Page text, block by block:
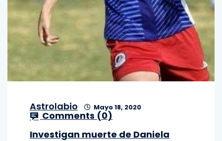
Astrolabio Mayo 18, 2020
Comments (0)
Investigan muerte de Daniela